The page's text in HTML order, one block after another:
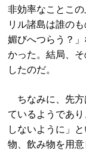
非効率なことこ
リル諸島は誰の
媚びへつらう？
かった。結局、
したのだ。
ちなみに、先方
ているようであ
しないように」
物、飲み物を用